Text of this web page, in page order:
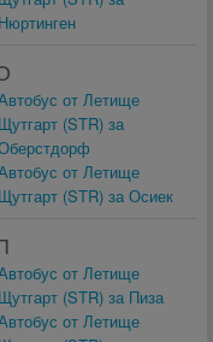
Нюртинген
от Летище
Щутгарт (STR) за
от Летище
Щутгарт (STR) за Осиек
от Летище
Щутгарт (STR) за Пиза
от Летище